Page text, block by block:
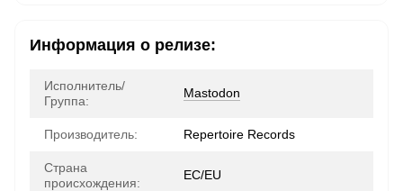
Информация о релизе:
Исполнитель/
Группа:
Mastodon
Производитель: Repertoire Records
Страна
происхождения:
ЕС/EU